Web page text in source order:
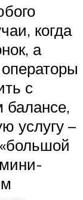
когда
а
с
балансе,
услугу –